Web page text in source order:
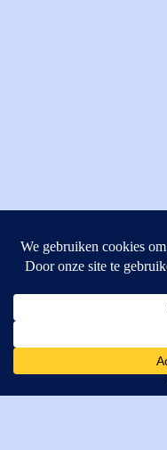
4462GE, Goes
T: +31 (0) 111-484438
M:
VAT:
Cookies helpen ons bij het
gebruik te maken van onze
gebruik